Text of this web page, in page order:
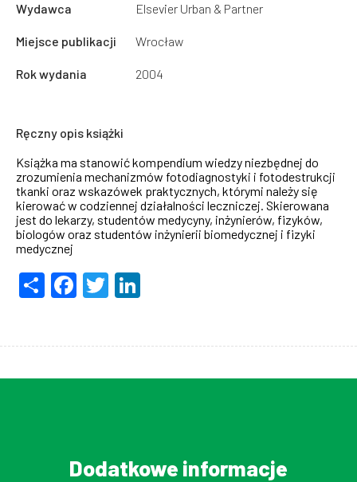
Wydawca Elsevier Urban & Partner
Miejsce publikacji Wrocław
Rok wydania 2004
Ręczny opis książki
Książka ma stanowić kompendium wiedzy niezbędnej do
zrozumienia mechanizmów fotodiagnostyki i fotodestrukcji
tkanki oraz wskazówek praktycznych, którymi należy się
kierować w codziennej działalności leczniczej. Skierowana
jest do lekarzy, studentów medycyny, inżynierów, fizyków,
biologów oraz studentów inżynierii biomedycznej i fizyki
medycznej
ShareFacebook
Twitter
Dodatkowe informacje